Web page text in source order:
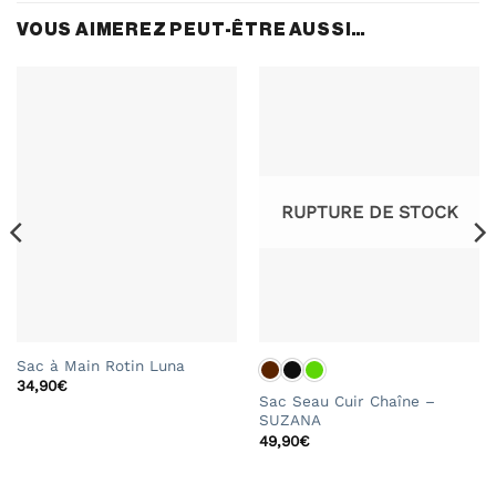
VOUS AIMEREZ PEUT-ÊTRE AUSSI…
Sac à Main Rotin Luna
34,90€
RUPTURE DE STOCK
Sac Seau Cuir Chaîne –
SUZANA
49,90€